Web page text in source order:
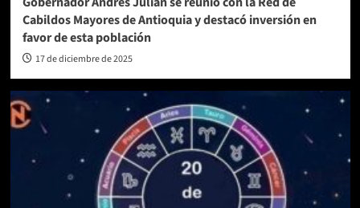
Cabildos Mayores de Antioquia y destacó inversión en
favor de esta población
17 de diciembre de 2025